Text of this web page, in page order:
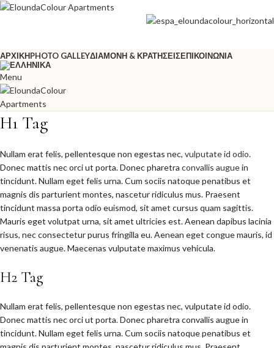
ΑΡΧΙΚΉPHOTO GALLEYΔΙΑΜΟΝΉ & ΚΡΑΤΉΣΕΙΣΕΠΙΚΟΙΝΩΝΊΑ
Menu
H1 Tag
Nullam erat felis, pellentesque non egestas nec, vulputate id odio.
Donec mattis nec orci ut porta. Donec pharetra convallis auguein
tincidunt. Nullam eget felis urna. Cum sociis natoque penatibus et
magnis dis parturient montes, nascetur ridiculus mus. Praesent
tincidunt massa porta odio euismod, sit amet cursus quam sagittis.
Mauris eget volutpat urna, sit amet ultricies est. Aenean dapibus lacinia
risus, nec consectetur purus fringilla eu. Aenean eget congue mauris, id
venenatis augue. Maecenas vulputate maximus vehicula.
H2 Tag
Nullam erat felis, pellentesque non egestas nec, vulputate id odio.
Donec mattis nec orci ut porta. Donec pharetra convallis augue in
tincidunt. Nullam eget felis urna. Cum sociis natoque penatibus et